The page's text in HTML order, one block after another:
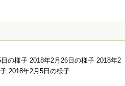
の様子 2018年2月26日の様子 2018年2
2018年2月5日の様子